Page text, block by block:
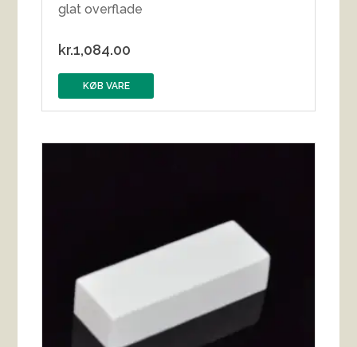
glat overflade
kr.1,084.00
KØB VARE